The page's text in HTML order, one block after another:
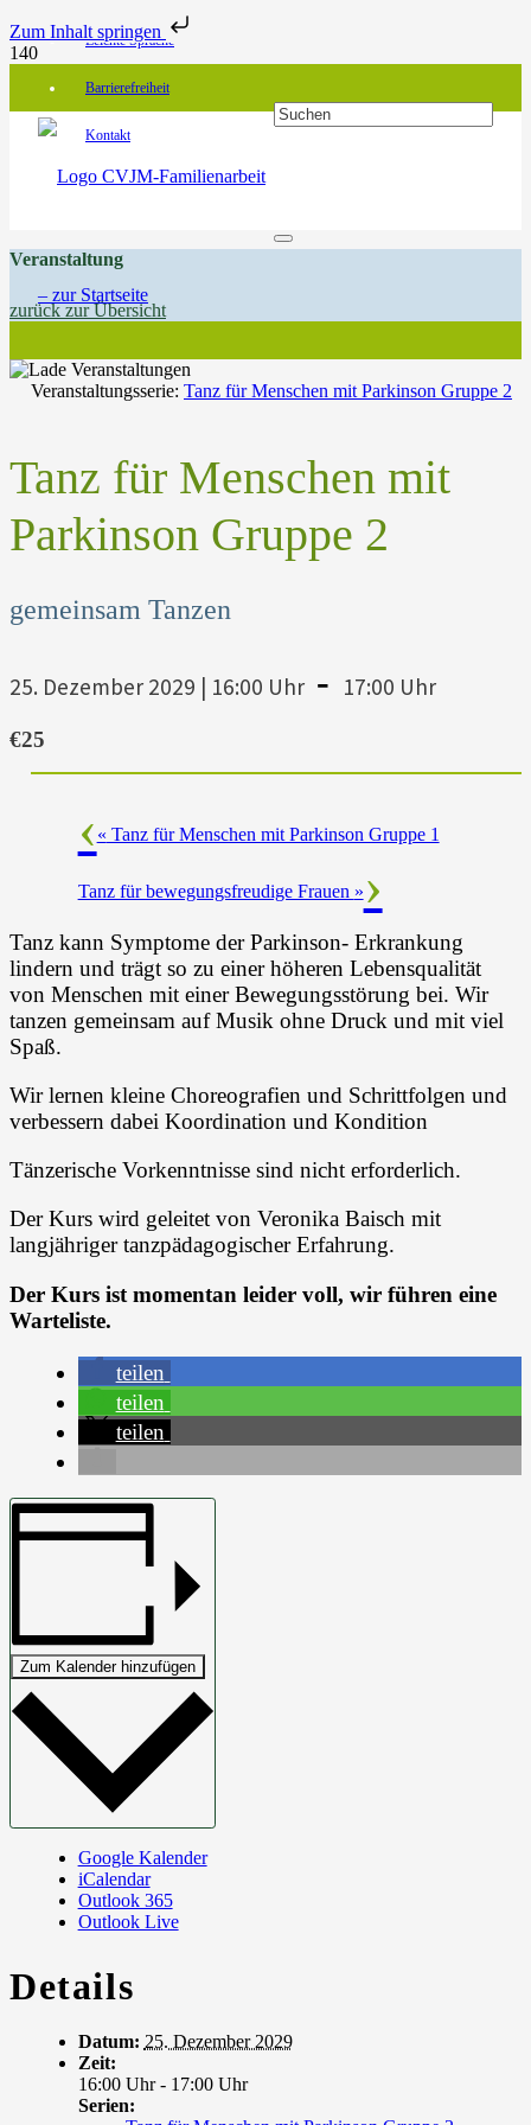
Zum Inhalt springen
Leichte Sprache
Barrierefreiheit
Kontakt
Veranstaltung
zurück zur Übersicht
Veranstaltungsserie: Tanz für Menschen mit Parkinson Gruppe 2
Tanz für Menschen mit
Parkinson Gruppe 2
gemeinsam Tanzen
25. Dezember 2029 | 16:00 Uhr - 17:00 Uhr
€25
« Tanz für Menschen mit Parkinson Gruppe 1
Tanz für bewegungsfreudige Frauen »
Tanz kann Symptome der Parkinson- Erkrankung
lindern und trägt so zu einer höheren Lebensqualität
von Menschen mit einer Bewegungsstörung bei. Wir
tanzen gemeinsam auf Musik ohne Druck und mit viel
Spaß.
Wir lernen kleine Choreografien und Schrittfolgen und
verbessern dabei Koordination und Kondition
Tänzerische Vorkenntnisse sind nicht erforderlich.
Der Kurs wird geleitet von Veronika Baisch mit
langjähriger tanzpädagogischer Erfahrung.
Der Kurs ist momentan leider voll, wir führen eine
Warteliste.
teilen
teilen
teilen
Zum Kalender hinzufügen
Google Kalender
iCalendar
Outlook 365
Outlook Live
Details
Datum: 25. Dezember 2029
Zeit:
16:00 Uhr - 17:00 Uhr
Serien: